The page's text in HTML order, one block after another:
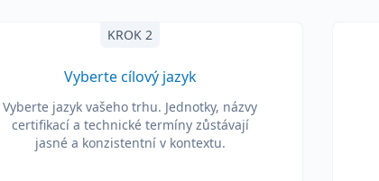
KROK 2
Vyberte cílový jazyk
Vyberte jazyk vašeho trhu. Jednotky, názvy
certifikací a technické termíny zůstávají
jasné a konzistentní v kontextu.